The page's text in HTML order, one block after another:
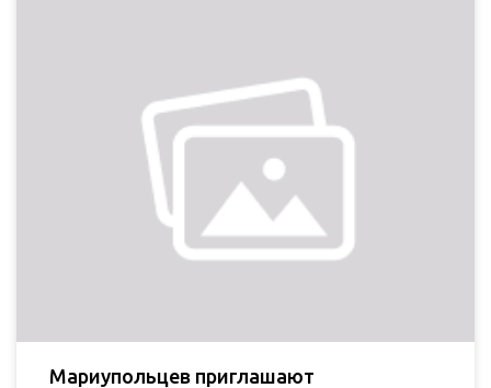
Мариупольцев приглашают